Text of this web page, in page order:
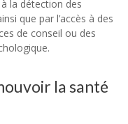
la détection des
que par l’accès à des
de conseil ou des
la santé